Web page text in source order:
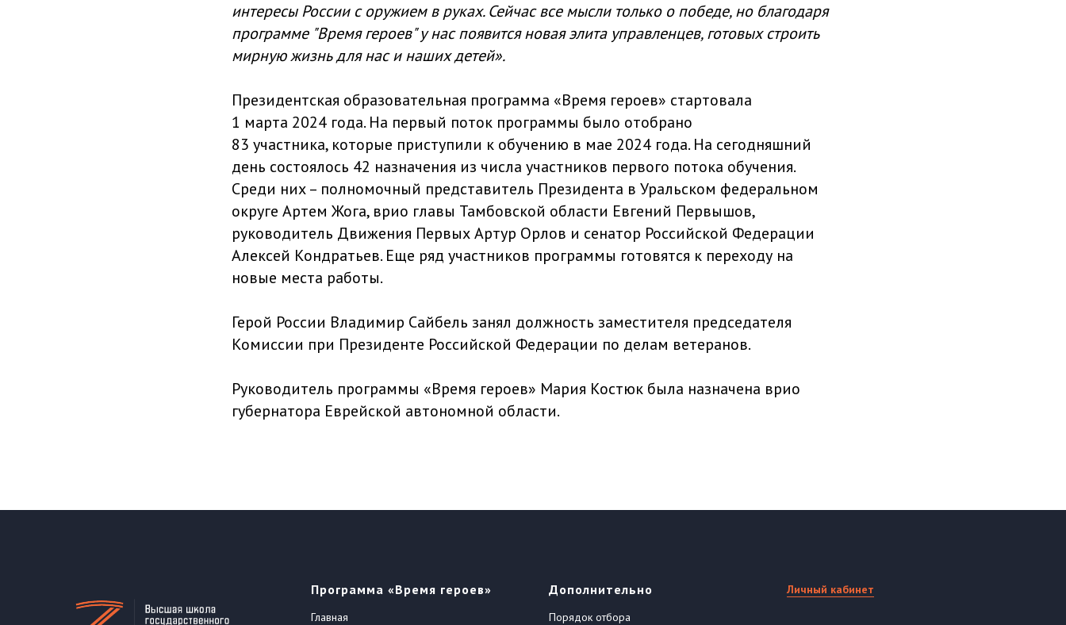
интересы России с оружием в руках. Сейчас все мысли только о победе, но благодаря
программе "Время героев" у нас появится новая элита управленцев, готовых строить
мирную жизнь для нас и наших детей».
Президентская образовательная программа «Время героев» стартовала
1 марта 2024 года. На первый поток программы было отобрано
83 участника, которые приступили к обучению в мае 2024 года. На сегодняшний
день состоялось 42 назначения из числа участников первого потока обучения.
Среди них – полномочный представитель Президента в Уральском федеральном
округе Артем Жога, врио главы Тамбовской области Евгений Первышов,
руководитель Движения Первых Артур Орлов и сенатор Российской Федерации
Алексей Кондратьев. Еще ряд участников программы готовятся к переходу на
новые места работы.
Герой России Владимир Сайбель занял должность заместителя председателя
Комиссии при Президенте Российской Федерации по делам ветеранов.
Руководитель программы «Время героев» Мария Костюк была назначена врио
губернатора Еврейской автономной области.
Программа «Время героев»
Главная
Дополнительно
Порядок отбора
Личный кабинет